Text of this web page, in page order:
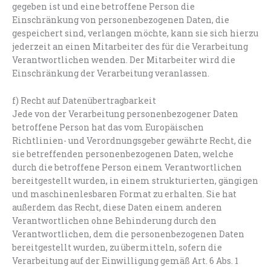
gegeben ist und eine betroffene Person die
Einschränkung von personenbezogenen Daten, die
gespeichert sind, verlangen möchte, kann sie sich hierzu
jederzeit an einen Mitarbeiter des für die Verarbeitung
Verantwortlichen wenden. Der Mitarbeiter wird die
Einschränkung der Verarbeitung veranlassen.
f) Recht auf Datenübertragbarkeit
Jede von der Verarbeitung personenbezogener Daten
betroffene Person hat das vom Europäischen
Richtlinien- und Verordnungsgeber gewährte Recht, die
sie betreffenden personenbezogenen Daten, welche
durch die betroffene Person einem Verantwortlichen
bereitgestellt wurden, in einem strukturierten, gängigen
und maschinenlesbaren Format zu erhalten. Sie hat
außerdem das Recht, diese Daten einem anderen
Verantwortlichen ohne Behinderung durch den
Verantwortlichen, dem die personenbezogenen Daten
bereitgestellt wurden, zu übermitteln, sofern die
Verarbeitung auf der Einwilligung gemäß Art. 6 Abs. 1